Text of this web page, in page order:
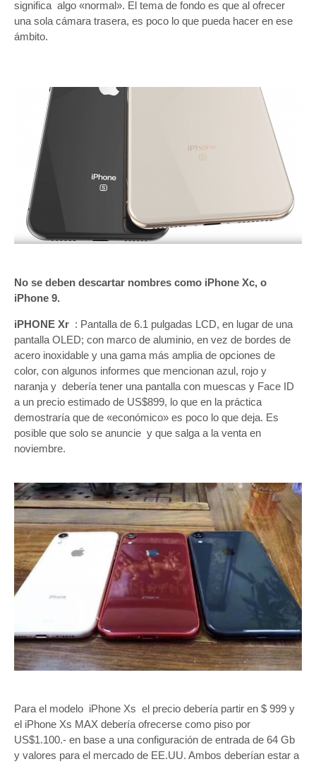
significa algo «normal». El tema de fondo es que al ofrecer
una sola cámara trasera, es poco lo que pueda hacer en ese
ámbito.
No se deben descartar nombres como iPhone Xc, o
iPhone 9.
iPHONE Xr : Pantalla de 6.1 pulgadas LCD, en lugar de una
pantalla OLED; con marco de aluminio, en vez de bordes de
acero inoxidable y una gama más amplia de opciones de
color, con algunos informes que mencionan azul, rojo y
naranja y debería tener una pantalla con muescas y Face ID
a un precio estimado de US$899, lo que en la práctica
demostraría que de «económico» es poco lo que deja. Es
posible que solo se anuncie y que salga a la venta en
noviembre.
Para el modelo iPhone Xs el precio debería partir en $ 999 y
el iPhone Xs MAX debería ofrecerse como piso por
US$1.100.- en base a una configuración de entrada de 64 Gb
y valores para el mercado de EE.UU. Ambos deberían estar a